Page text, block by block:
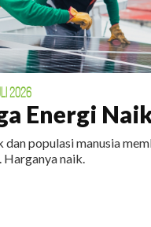
2026
Energi
populasi manusia
Harganya naik.